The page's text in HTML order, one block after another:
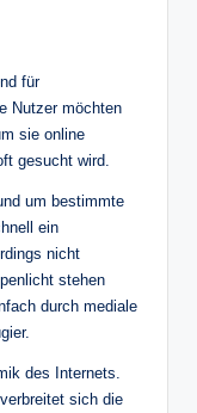
für
Nutzer möchten
sie online
gesucht wird.
um bestimmte
ein
nicht
stehen
durch mediale
des Internets.
sich die